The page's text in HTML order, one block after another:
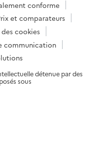
conforme
et comparateurs
cookies
communication
détenue par des
sous